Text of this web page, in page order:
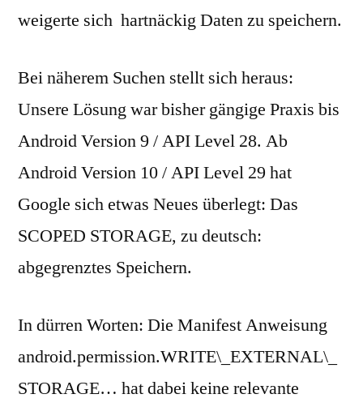
weigerte sich hartnäckig Daten zu speichern.
Bei näherem Suchen stellt sich heraus:
Unsere Lösung war bisher gängige Praxis bis
Android Version 9 / API Level 28. Ab
Android Version 10 / API Level 29 hat
Google sich etwas Neues überlegt: Das
SCOPED STORAGE, zu deutsch:
abgegrenztes Speichern.
In dürren Worten: Die Manifest Anweisung
android.permission.WRITE\_EXTERNAL\_
STORAGE… hat dabei keine relevante